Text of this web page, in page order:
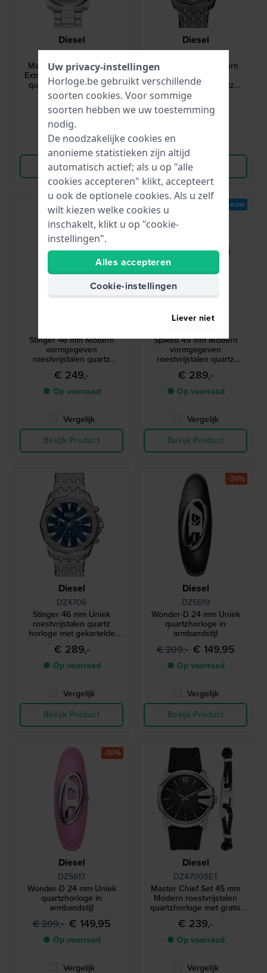
Diesel
DZ4702
Mega Chief Slim 48 mm
Extra grote roestvrijstalen
quartz chronograaf met
datum
€ 289,-
● Op voorraad
Vergelijk
Bekijk Product
Diesel
DZ4708
Stinger 46 mm Modern
vormgegeven
roestvrijstalen quartz
chronograaf
€ 299,-
● Op voorraad
Bekijk Product
Stinger 46 mm Modern
vormgegeven
roestvrijstalen quartz
chronograaf
€ 249,-
● Op voorraad
Vergelijk
Bekijk Product
Diesel
Spiked 49 mm Modern
vormgegeven
roestvrijstalen quartz
chronograaf
€ 289,-
● Op voorraad
Vergelijk
Bekijk Product
Nieuw
Diesel
DZ4706
Stinger 46 mm Uniek
roestvrijstalen quartz
horloge met gekartelde
lunette
€ 289,-
● Op voorraad
Vergelijk
Bekijk Product
Diesel
DZ5619
Wonder-D 24 mm Uniek
quartzhorloge in
armbandstijl
€ 209,- € 149,95
● Op voorraad
Vergelijk
Bekijk Product
-30%
Diesel
DZ5617
Wonder-D 24 mm Uniek
quartzhorloge in
armbandstijl
€ 209,- € 149,95
● Op voorraad
Vergelijk
-30%
Diesel
DZ4700SET
Master Chief Set 45 mm
Modern roestvrijstalen
quartzhorloge met gratis
armband
€ 239,-
● Op voorraad
Vergelijk
Uw privacy-instellingen
Horloge.be gebruikt verschillende
soorten cookies. Voor sommige
soorten hebben we uw toestemming
nodig.
De noodzakelijke cookies en
anonieme statistieken zijn altijd
automatisch actief; als u op "alle
cookies accepteren" klikt, accepteert
u ook de optionele cookies. Als u zelf
wilt kiezen welke cookies u
inschakelt, klikt u op "cookie-
instellingen".
Alles accepteren
Cookie-instellingen
Liever niet